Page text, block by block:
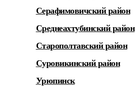
Серафимовичский район
Среднеахтубинский район
Старополтавский район
Суровикинский район
Урюпинск